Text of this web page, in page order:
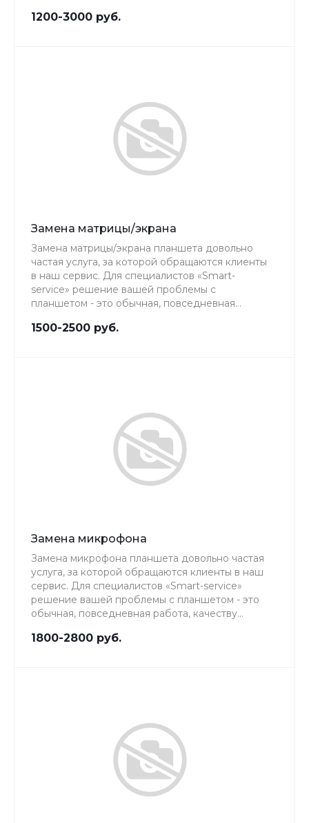
внимание.
1200-3000 руб.
Замена матрицы/экрана
Замена матрицы/экрана планшета довольно
частая услуга, за которой обращаются клиенты
в наш сервис. Для специалистов «Smart-
service» решение вашей проблемы с
планшетом - это обычная, повседневная
внимание.
1500-2500 руб.
Замена микрофона
Замена микрофона планшета довольно частая
услуга, за которой обращаются клиенты в наш
сервис. Для специалистов «Smart-service»
решение вашей проблемы с планшетом - это
обычная, повседневная работа, качеству
1800-2800 руб.